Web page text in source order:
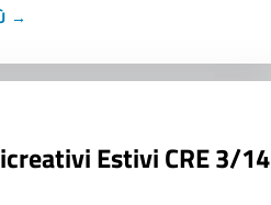
→
Estivi CRE 3/14